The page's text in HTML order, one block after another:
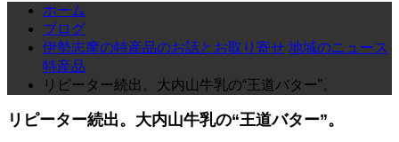
ホーム
ブログ
伊勢志摩の特産品のお話とお取り寄せ 地域のニュース
特産品
リピーター続出。大内山牛乳の“王道バター”。
リピーター続出。大内山牛乳の“王道バター”。